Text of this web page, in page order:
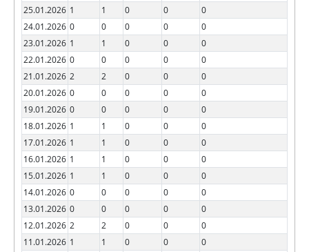
25.01.2026 1 1 0 0
0
24.01.2026 0 0 0 0
0
23.01.2026 1 1 0 0
0
22.01.2026 0 0 0 0
0
21.01.2026 2 2 0 0
0
20.01.2026 0 0 0 0
0
19.01.2026 0 0 0 0
0
18.01.2026 1 1 0 0
0
17.01.2026 1 1 0 0
0
16.01.2026 1 1 0 0
0
15.01.2026 1 1 0 0
0
14.01.2026 0 0 0 0
0
13.01.2026 0 0 0 0
0
12.01.2026 2 2 0 0
0
11.01.2026 1 1 0 0
0